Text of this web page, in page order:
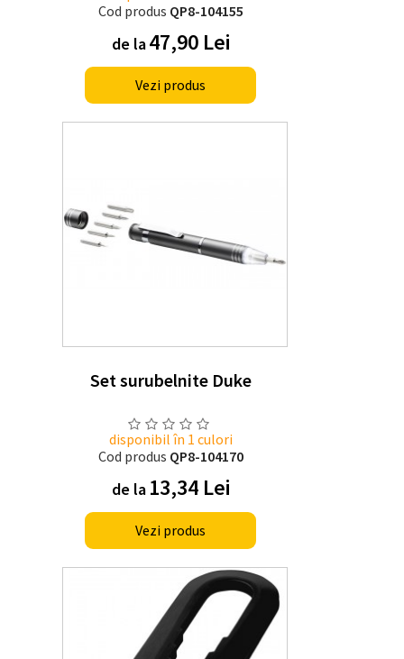
Cod produs QP8-104155
de la47,90 Lei
Vezi produs
Set surubelnite Duke
disponibil în 1 culori
Cod produs QP8-104170
de la 13,34 Lei
Vezi produs